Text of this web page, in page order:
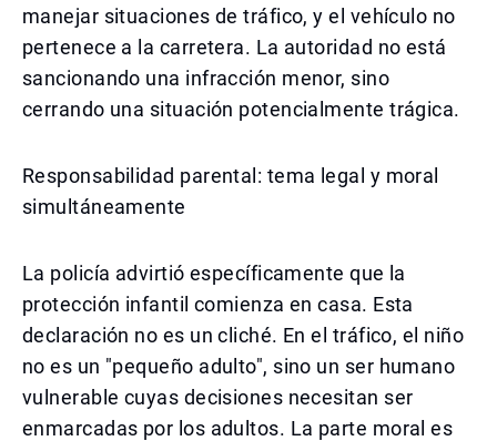
manejar situaciones de tráfico, y el vehículo no
pertenece a la carretera. La autoridad no está
sancionando una infracción menor, sino
cerrando una situación potencialmente trágica.
Responsabilidad parental: tema legal y moral
simultáneamente
La policía advirtió específicamente que la
protección infantil comienza en casa. Esta
declaración no es un cliché. En el tráfico, el niño
no es un "pequeño adulto", sino un ser humano
vulnerable cuyas decisiones necesitan ser
enmarcadas por los adultos. La parte moral es